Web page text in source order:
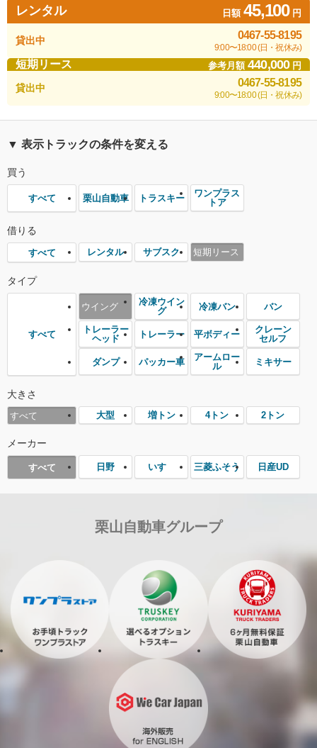
レンタル 日額45,100円
貸出中 0467-55-8195
9:00〜18:00 (日・祝休み)
短期リース 参考月額440,000円
貸出中 0467-55-8195
9:00〜18:00 (日・祝休み)
▼ 表示トラックの条件を変える
買う
すべて 栗山自動車 トラスキー
ワンプラス
トア
借りる
すべて レンタル サブスク 短期リース
タイプ
すべて
ウイング
冷凍ウイン
グ
冷凍バン バン
トレーラー
ヘッド
トレーラー 平ボディー
クレーン
セルフ
ダンプ パッカー車
アームロー
ル
ミキサー
大きさ
すべて 大型 増トン 4トン 2トン
メーカー
すべて 日野 いすゞ 三菱ふそう 日産UD
栗山自動車グループ